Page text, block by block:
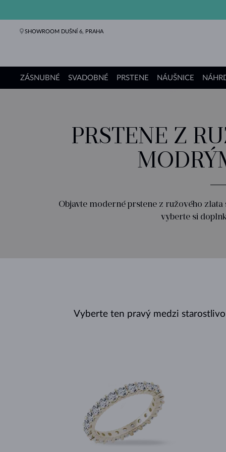
SHOWROOM DUŠNÍ 6, PRAHA
ZÁSNUBNÉ SVADOBNÉ PRSTENE NÁUŠNICE
PRSTENE Z
Objavte moderné prstene z ružového
vyberte si
Vyberte ten pravý medzi